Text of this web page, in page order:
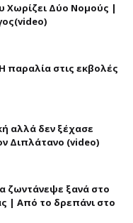
Δύο Νομούς |
παραλία στις εκβολές
αλλά δεν ξέχασε
Διπλάτανο (video)
ζωντάνεψε ξανά στο
| Από το δρεπάνι στο